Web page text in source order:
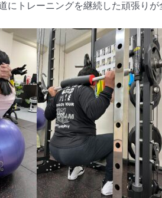
にトレーニングを継続した頑張り